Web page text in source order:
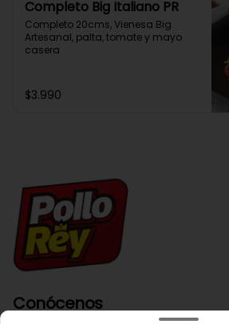
Completo Big Italiano PR
Completo 20cms, Vienesa Big
Artesanal, palta, tomate y mayo
casera
$3.990
Conócenos